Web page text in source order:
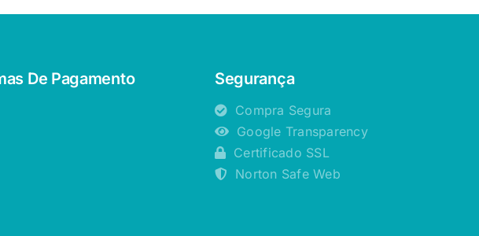
De Pagamento Segurança
Compra Segura
Google Transparency
Certificado SSL
Norton Safe Web